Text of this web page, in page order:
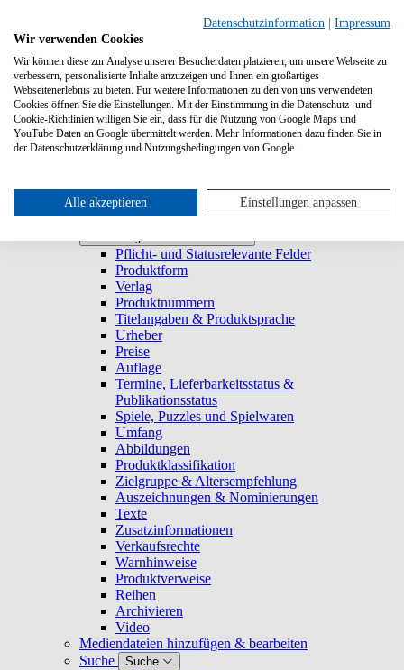
Systemanforderungen
Verlage
Verlage
Log-in
Startseite
Trefferliste
Trefferliste
Titel duplizieren & E-Book generieren
Historie
Titeldetailansicht
Titel anlegen und bearbeiten
Pflicht- und Statusrelevante Felder
Produktform
Verlag
Produktnummern
Titelangaben & Produktsprache
Urheber
Preise
Auflage
Termine, Lieferbarkeitsstatus &
Publikationsstatus
Spiele, Puzzles und Spielwaren
Umfang
Abbildungen
Produktklassifikation
Zielgruppe & Altersempfehlung
Auszeichnungen & Nominierungen
Texte
Zusatzinformationen
Verkaufsrechte
Warnhinweise
Produktverweise
Reihen
Archivieren
Video
Mediendateien hinzufügen & bearbeiten
Suche
Suche
Datenschutzinformation
Impressum
Wir verwenden Cookies
Wir können diese zur Analyse unserer Besucherdaten platzieren, um unsere Webseite zu
verbessern, personalisierte Inhalte anzuzeigen und Ihnen ein großartiges
Webseitenerlebnis zu bieten. Für weitere Informationen zu den von uns verwendeten
Cookies öffnen Sie die Einstellungen. Mit der Einstimmung in die Datenschutz- und
Cookie-Richtlinien willigen Sie ein, dass für die Nutzung von Google Maps und
YouTube Daten an Google übermittelt werden. Mehr Informationen dazu finden Sie in
der Datenschutzerklärung und Nutzungsbedingungen von Google.
Alle akzeptieren Einstellungen anpassen